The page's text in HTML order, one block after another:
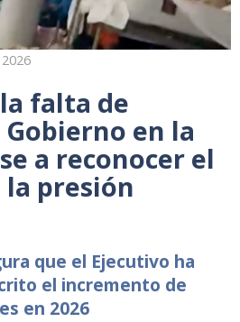
falta de
en la
a reconocer el
presión
que el Ejecutivo ha
el incremento de
en 2026